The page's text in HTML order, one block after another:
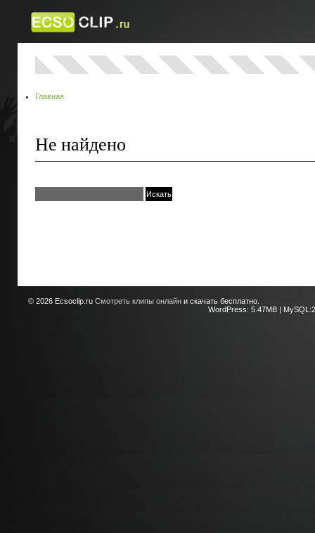
Главная
Не найдено
© 2026 Ecsoclip.ru Смотреть клипы онлайн и скачать бесплатно.
WordPress: 5.47MB |